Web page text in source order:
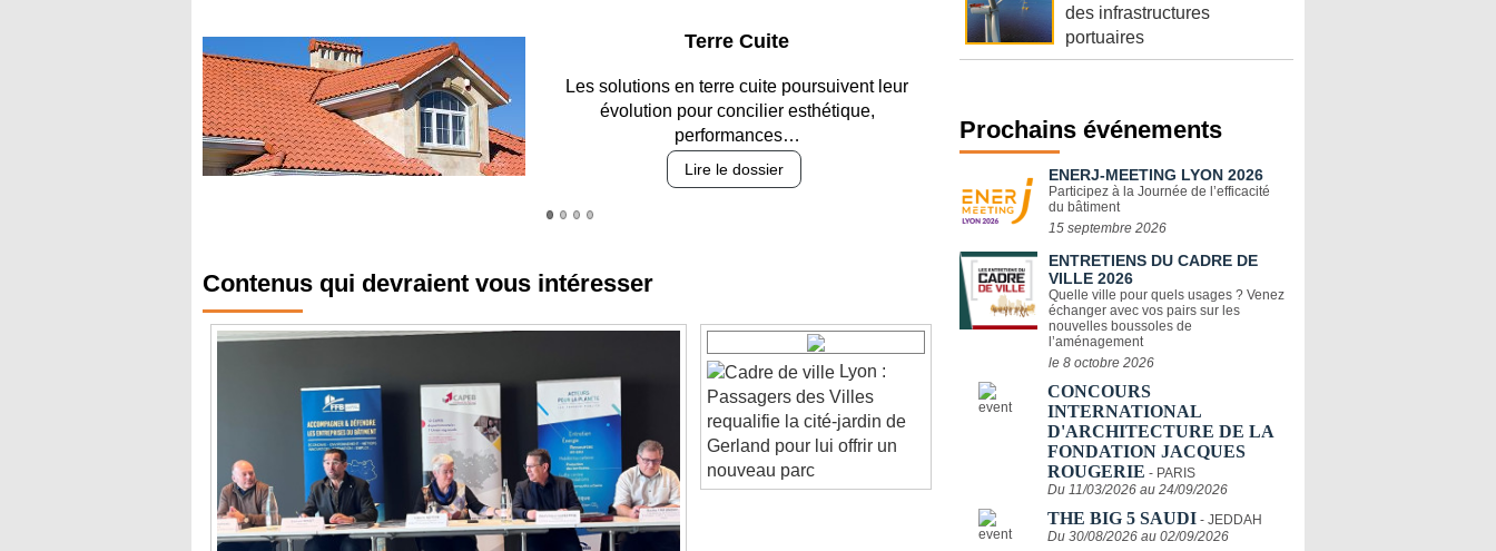
Parking et garages
Entre circulation, sécurisation des accès, durabilité
des revêtements et intégration…
Lire le dossier
Passagers des Villes
requalifie la cité-jardin de
Gerland pour lui offrir un
nouveau parc
des infrastructures
portuaires
Prochains événements
ENERJ-MEETING LYON 2026
Participez à la Journée de l’efficacité
du bâtiment
15 septembre 2026
ENTRETIENS DU CADRE DE
VILLE 2026
Quelle ville pour quels usages ? Venez
échanger avec vos pairs sur les
nouvelles boussoles de
l’aménagement
le 8 octobre 2026
CONCOURS
INTERNATIONAL
D'ARCHITECTURE DE LA
FONDATION JACQUES
ROUGERIE - PARIS
Du 11/03/2026 au 24/09/2026
THE BIG 5 SAUDI - JEDDAH
Du 30/08/2026 au 02/09/2026